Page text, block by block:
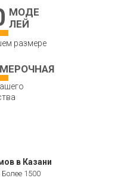
1500
МОДЕ
ЛЕЙ
размере
в Казани